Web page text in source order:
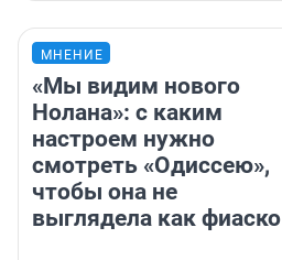
МНЕНИЕ
«Мы видим нового
Нолана»: с каким
настроем нужно
смотреть «Одиссею»,
чтобы она не
выглядела как фиаско